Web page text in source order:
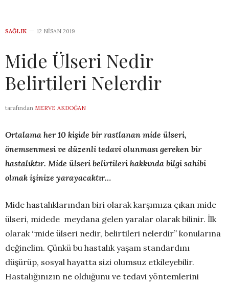
SAĞLIK 12 NISAN 2019
Mide Ülseri Nedir
Belirtileri Nelerdir
tarafından MERVE AKDOĞAN
Ortalama her 10 kişide bir rastlanan mide ülseri,
önemsenmesi ve düzenli tedavi olunması gereken bir
hastalıktır. Mide ülseri belirtileri hakkında bilgi sahibi
olmak işinize yarayacaktır…
Mide hastalıklarından biri olarak karşımıza çıkan mide
ülseri, midede meydana gelen yaralar olarak bilinir. İlk
olarak “mide ülseri nedir, belirtileri nelerdir” konularına
değinelim. Çünkü bu hastalık yaşam standardını
düşürüp, sosyal hayatta sizi olumsuz etkileyebilir.
Hastalığınızın ne olduğunu ve tedavi yöntemlerini